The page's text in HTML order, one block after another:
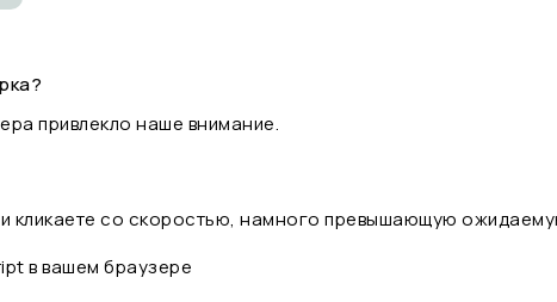
привлекло наше внимание.
кликаете со скоростью, намного превышающую
в вашем браузере